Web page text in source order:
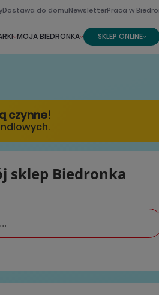
Dostawa do domuNewsletterPraca w
MOJA BIEDRONKA SKLEP ONLINE
czynne!
sklep Biedronka